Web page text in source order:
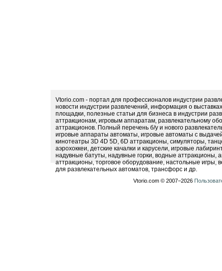
Vtorio.com - портал для профессионалов индустрии
новости индустрии развлечений, информация о
площадки, полезные статьи для бизнеса в индустрии
аттракционам, игровым аппаратам, развлекательному
аттракционов. Полный перечень б/у и нового
игровые аппараты автоматы, игровые автоматы с
кинотеатры 3D 4D 5D, 6D аттракционы, симуляторы,
аэрохоккеи, детские качалки и карусели, игровые
надувные батуты, надувные горки, водные
аттракционы, торговое оборудование, настольные игры,
для развлекательных автоматов, трансфорс и др.
Vtorio.com © 2007−2026